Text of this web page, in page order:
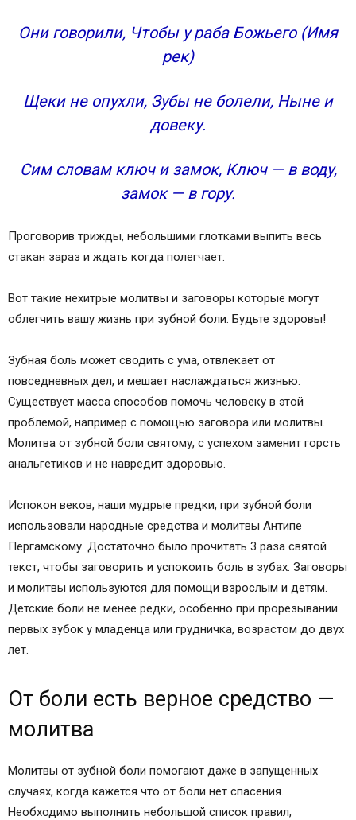
Они говорили, Чтобы у раба Божьего (Имя
рек)
Щеки не опухли, Зубы не болели, Ныне и
довеку.
Сим словам ключ и замок, Ключ — в воду,
замок — в гору.
Проговорив трижды, небольшими глотками выпить весь
стакан зараз и ждать когда полегчает.
Вот такие нехитрые молитвы и заговоры которые могут
облегчить вашу жизнь при зубной боли. Будьте здоровы!
Зубная боль может сводить с ума, отвлекает от
повседневных дел, и мешает наслаждаться жизнью.
Существует масса способов помочь человеку в этой
проблемой, например с помощью заговора или молитвы.
Молитва от зубной боли святому, с успехом заменит горсть
анальгетиков и не навредит здоровью.
Испокон веков, наши мудрые предки, при зубной боли
использовали народные средства и молитвы Антипе
Пергамскому. Достаточно было прочитать 3 раза святой
текст, чтобы заговорить и успокоить боль в зубах. Заговоры
и молитвы используются для помощи взрослым и детям.
Детские боли не менее редки, особенно при прорезывании
первых зубок у младенца или грудничка, возрастом до двух
лет.
От боли есть верное средство —
молитва
Молитвы от зубной боли помогают даже в запущенных
случаях, когда кажется что от боли нет спасения.
Необходимо выполнить небольшой список правил,